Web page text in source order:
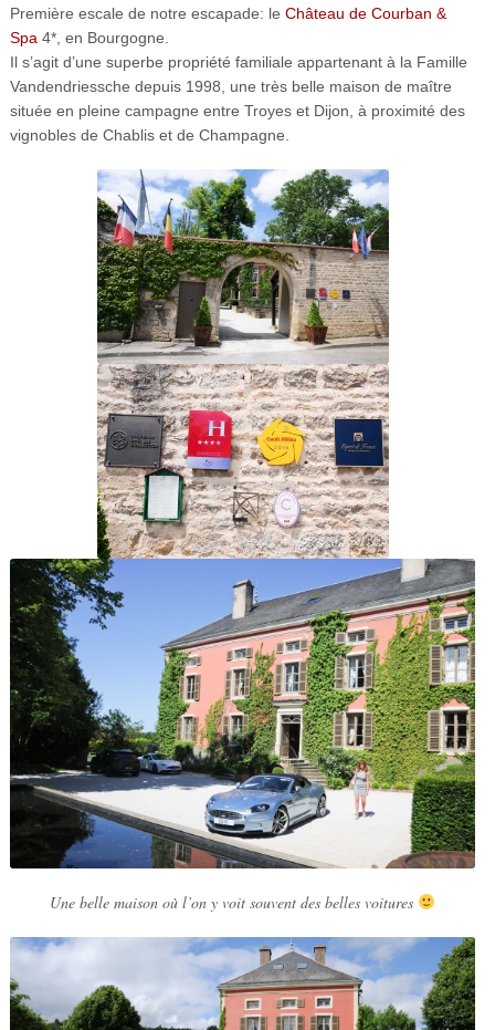
Première escale de notre escapade: le Château de Courban &
Spa 4*, en Bourgogne.
Il s’agit d’une superbe propriété familiale appartenant à la Famille
Vandendriessche depuis 1998 , une très belle maison de maître
située en pleine campagne entre Troyes et Dijon, à proximité des
vignobles de Chablis et de Champagne.
Une belle maison où l’on y voit souvent des belles voitures